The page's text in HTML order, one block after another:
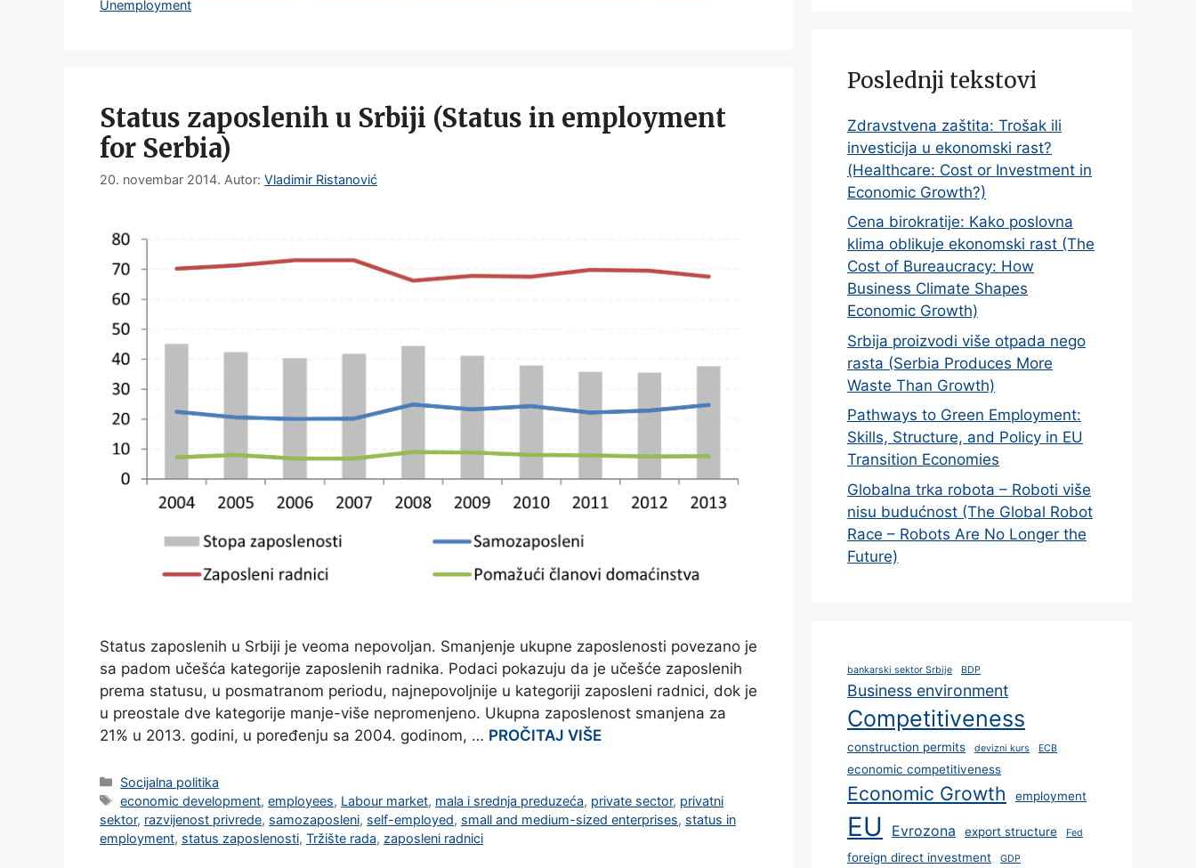
Unemployment
Status zaposlenih u Srbiji (Status in employment
for Serbia)
20. novembar 2014. Autor: Vladimir Ristanović
Status zaposlenih u Srbiji je veoma nepovoljan. Smanjenje ukupne zaposlenosti povezano je
sa padom učešća kategorije zaposlenih radnika. Podaci pokazuju da je učešće zaposlenih
prema statusu, u posmatranom periodu, najnepovoljnije u kategoriji zaposleni radnici, dok je
u preostale dve kategorije manje-više nepromenjeno. Ukupna zaposlenost smanjena za
21% u 2013. godini, u poređenju sa 2004. godinom, … PROČITAJ VIŠE
Categories
Socijalna politika
Tags
economic development,employees, Labour market, mala i srednja preduzeća, private sector, privatni
sektor, razvijenost privrede, samozaposleni, self-employed, small and medium-sized enterprises, status in
employment, status zaposlenosti, Tržište rada, zaposleni radnici
Poslednji tekstovi
Zdravstvena zaštita: Trošak ili
investicija u ekonomski rast?
(Healthcare: Cost or Investment in
Economic Growth?)
Cena birokratije: Kako poslovna
klima oblikuje ekonomski rast (The
Cost of Bureaucracy: How
Business Climate Shapes
Economic Growth)
Srbija proizvodi više otpada nego
rasta (Serbia Produces More
Waste Than Growth)
Pathways to Green Employment:
Skills, Structure, and Policy in EU
Transition Economies
Globalna trka robota – Roboti više
nisu budućnost (The Global Robot
Race – Robots Are No Longer the
Future)
bankarski sektor Srbije BDP
Business environment
Competitiveness
construction permits devizni kurs ECB
economic competitiveness
Economic Growth employment
EU Evrozona export structure Fed
foreign direct investment GDP